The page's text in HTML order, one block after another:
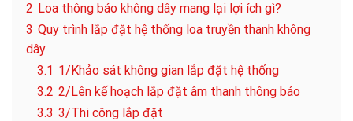
2 Loa thông báo không dây mang lại lợi ích gì?
3 Quy trình lắp đặt hệ thống loa truyền thanh không
dây
3.1 1/Khảo sát không gian lắp đặt hệ thống
3.2 2/Lên kế hoạch lắp đặt âm thanh thông báo
3.3 3/Thi công lắp đặt